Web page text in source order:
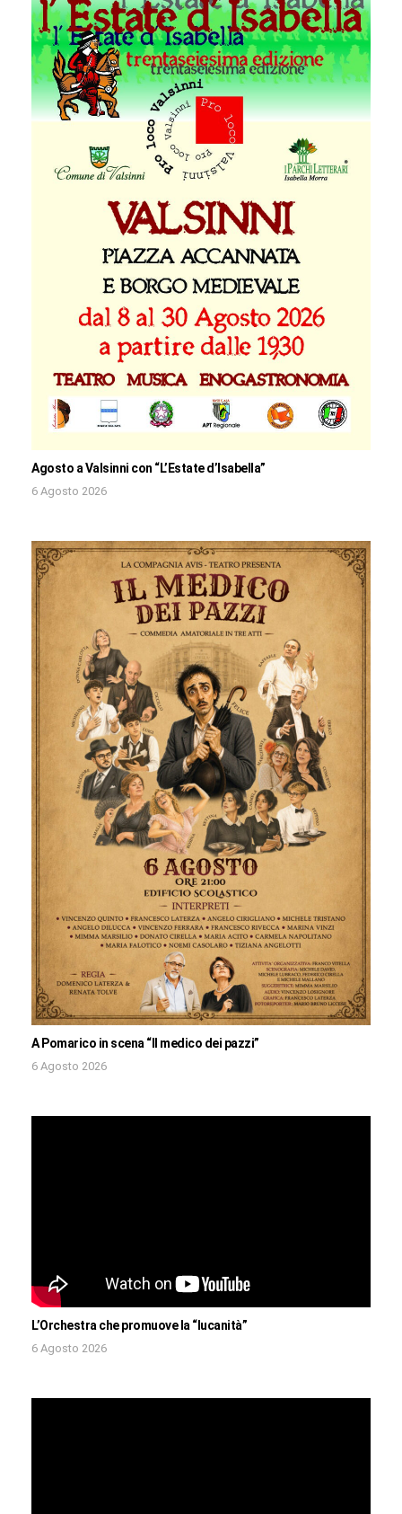
Agosto a Valsinni con “L’Estate d’Isabella”
6 Agosto 2026
A Pomarico in scena “Il medico dei pazzi”
6 Agosto 2026
L’Orchestra che promuove la “lucanità”
6 Agosto 2026